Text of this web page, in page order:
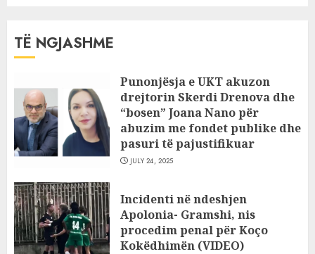
TË NGJASHME
Punonjësja e UKT akuzon
drejtorin Skerdi Drenova dhe
“bosen” Joana Nano për
abuzim me fondet publike dhe
pasuri të pajustifikuar
JULY 24, 2025
Incidenti në ndeshjen
Apolonia- Gramshi, nis
procedim penal për Koço
Kokëdhimën (VIDEO)